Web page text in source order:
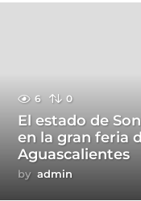
6 0
El estado de
en la gran feria
Aguascalientes
by admin